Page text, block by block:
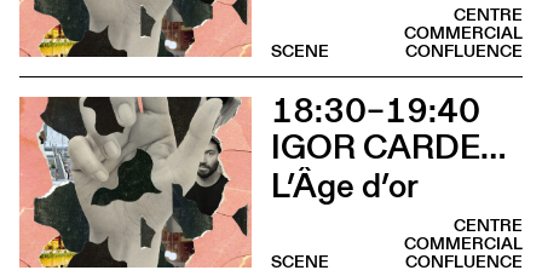
CENTRE
COMMERCIAL
CONFLUENCE
SCENE
18:30–19:40
IGOR CARDELLINI & TOMAS GONZALEZ
L’Âge d’or
CENTRE
COMMERCIAL
CONFLUENCE
SCENE